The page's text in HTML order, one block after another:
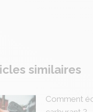
similaires
Comment